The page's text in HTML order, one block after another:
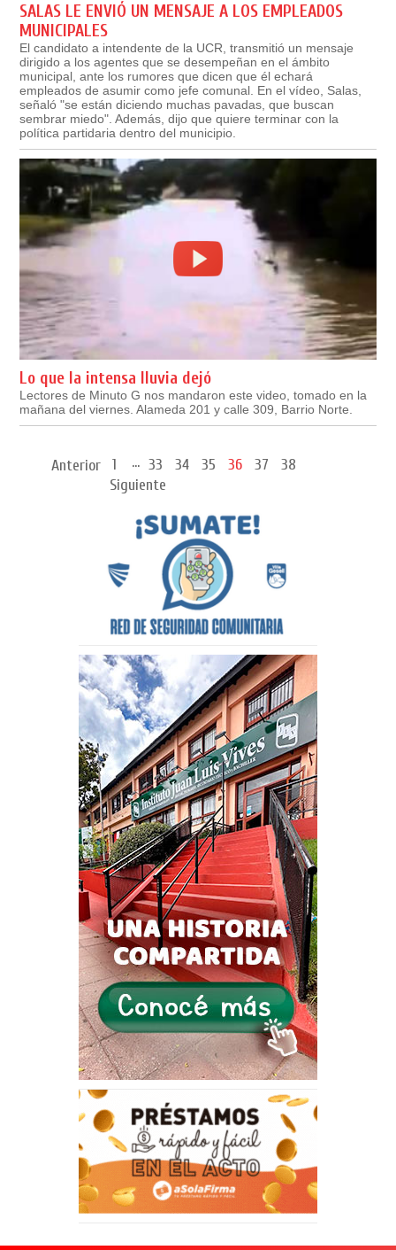
SALAS LE ENVIÓ UN MENSAJE A LOS EMPLEADOS
MUNICIPALES
El candidato a intendente de la UCR, transmitió un mensaje
dirigido a los agentes que se desempeñan en el ámbito
municipal, ante los rumores que dicen que él echará
empleados de asumir como jefe comunal. En el vídeo, Salas,
señaló "se están diciendo muchas pavadas, que buscan
sembrar miedo". Además, dijo que quiere terminar con la
política partidaria dentro del municipio.
Lo que la intensa lluvia dejó
Lectores de Minuto G nos mandaron este video, tomado en la
mañana del viernes. Alameda 201 y calle 309, Barrio Norte.
Anterior 1 ... 33 34 35 36 37
38
Siguiente